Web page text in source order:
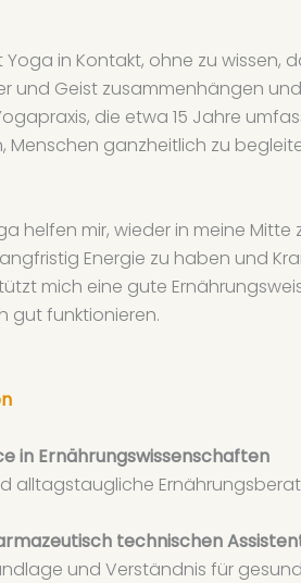
Yoga in Kontakt, ohne zu
und Geist zusammenhängen
die etwa 15 Jahre
ganzheitlich zu
helfen mir, wieder in meine
Energie zu haben und
mich eine gute
gut funktionieren.
in Ernährungswissenschaften
alltagstaugliche
technischen
und Verständnis für